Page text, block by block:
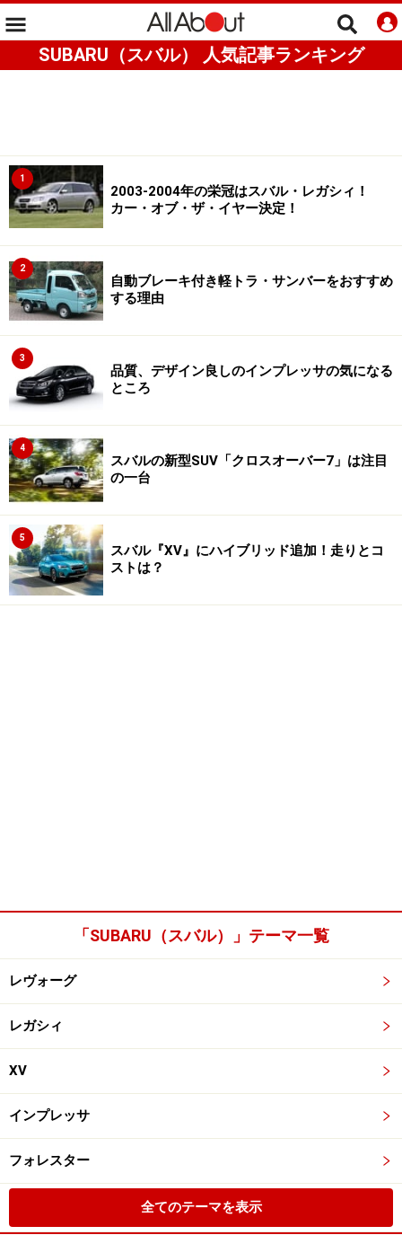
SUBARU（スバル） 人気記事ランキング
1
2003-2004年の栄冠はスバル・レガシィ！
カー・オブ・ザ・イヤー決定！
2
自動ブレーキ付き軽トラ・サンバーをおすすめ
する理由
3
品質、デザイン良しのインプレッサの気になる
ところ
4
スバルの新型SUV「クロスオーバー7」は注目
の一台
5
スバル『XV』にハイブリッド追加！走りとコ
ストは？
「SUBARU（スバル）」テーマ一覧
レヴォーグ
レガシィ
XV
インプレッサ
フォレスター
全てのテーマを表示